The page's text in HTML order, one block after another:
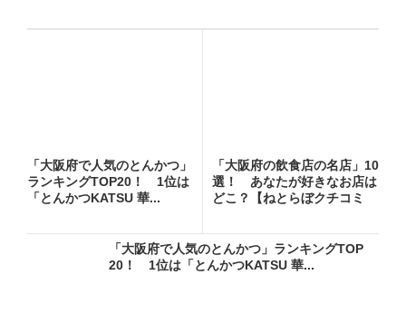
「大阪府で人気のとんかつ」
ランキングTOP20！ 1位は
「とんかつKATSU 華...
「大阪府の飲食店の名店」10
選！ あなたが好きなお店は
どこ？【ねとらぼクチコミ
「大阪府で人気のとんかつ」ランキングTOP
20！ 1位は「とんかつKATSU 華...